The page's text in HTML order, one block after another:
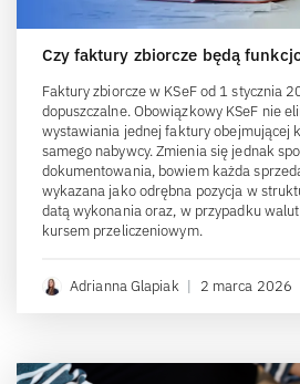
Czy faktury zbiorcze będą
Faktury zbiorcze w KSeF od 1 stycznia
dopuszczalne. Obowiązkowy KSeF nie
wystawiania jednej faktury obejmującej
samego nabywcy. Zmienia się jednak
dokumentowania, bowiem każda
wykazana jako odrębna pozycja w
datą wykonania oraz, w przypadku
kursem przeliczeniowym.
Adrianna Glapiak | 2 marca 2026